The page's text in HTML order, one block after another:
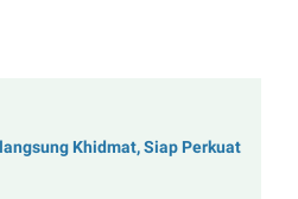
Khidmat, Siap Perkuat